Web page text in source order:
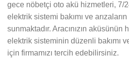
gece nöbetçi oto akü hizmetleri, 7/
elektrik sistemi bakımı ve
sunmaktadır. Aracınızın
elektrik sisteminin düzenli bakımı ve
için firmamızı tercih edebilirsiniz.